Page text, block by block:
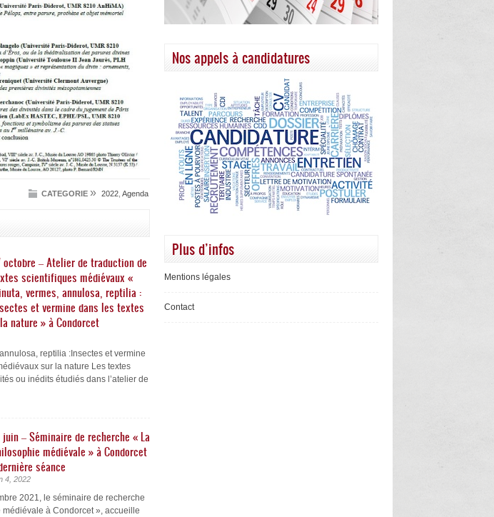
CATEGORIE » 2022 Agenda
octobre – Atelier de traduction de
scientifiques médiévaux «
vermes, annulosa, reptilia :
et vermine dans les textes
nature » à Condorcet
reptilia :Insectes et vermine
sur la nature Les textes
ou inédits étudiés dans l’atelier de
juin – Séminaire de recherche « La
médiévale » à Condorcet
dernière séance
4, 2022
2021, le séminaire de recherche
à Condorcet », accueille
Nos appels à candidatures
Plus d’infos
Mentions légales
Contact